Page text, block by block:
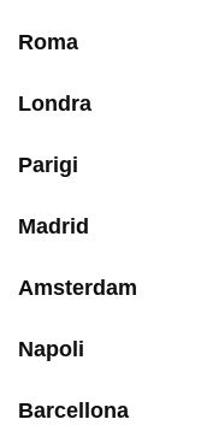
Roma
Londra
Parigi
Madrid
Amsterdam
Napoli
Barcellona